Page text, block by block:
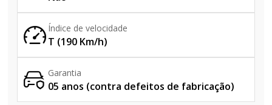
Índice de velocidade
T (190 Km/h)
Garantia
05 anos (contra defeitos de fabricação)